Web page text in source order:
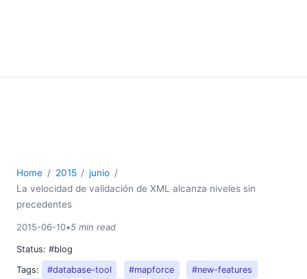
Home 2015
junio
La velocidad de validación de XML alcanza niveles sin
precedentes
2015-06-10•5 min read
Status: #blog
Tags:
#database-tool #mapforce
#new-features